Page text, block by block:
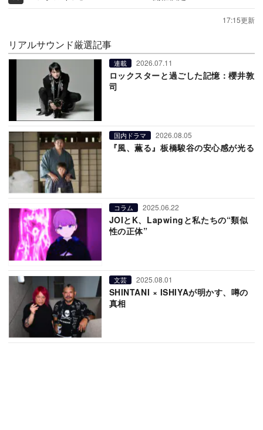
17:15更新
リアルサウンド厳選記事
連載 2026.07.11
ロックスターと過ごした記憶：櫻井敦
司
国内ドラマ 2026.08.05
『風、薫る』板橋駿谷の安心感が光る
コラム 2025.06.22
JOIとK、Lapwingと私たちの“類似
性の正体”
文芸 2025.08.01
SHINTANI × ISHIYAが明かす、噂の
真相